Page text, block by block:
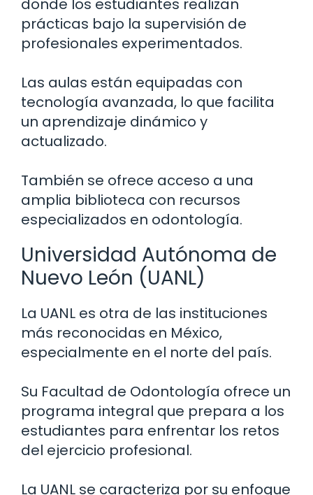
donde los estudiantes realizan
prácticas bajo la supervisión de
profesionales experimentados.
Las aulas están equipadas con
tecnología avanzada, lo que facilita
un aprendizaje dinámico y
actualizado.
También se ofrece acceso a una
amplia biblioteca con recursos
especializados en odontología.
Universidad Autónoma de
Nuevo León (UANL)
La UANL es otra de las instituciones
más reconocidas en México,
especialmente en el norte del país.
Su Facultad de Odontología ofrece un
programa integral que prepara a los
estudiantes para enfrentar los retos
del ejercicio profesional.
La UANL se caracteriza por su enfoque